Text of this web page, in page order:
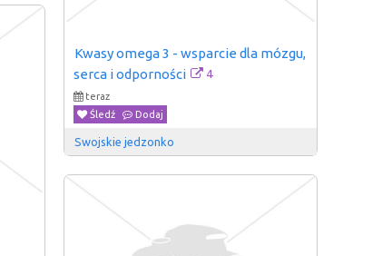
Kwasy omega 3 - wsparcie dla mózgu,
serca i odporności
4
teraz
Śledź
Dodaj
Swojskie jedzonko